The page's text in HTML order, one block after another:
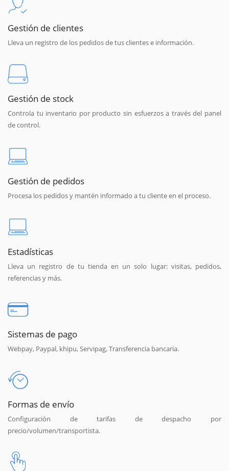
Gestión de clientes
Lleva un registro de los pedidos de tus clientes e información.
Gestión de stock
Controla tu inventario por producto sin esfuerzos a través del panel
de control.
Gestión de pedidos
Procesa los pedidos y mantén informado a tu cliente en el proceso.
Estadísticas
Lleva un registro de tu tienda en un solo lugar: visitas, pedidos,
referencias y más.
Sistemas de pago
Webpay, Paypal, khipu, Servipag, Transferencia bancaria.
Formas de envío
Configuración de tarifas de despacho por
precio/volumen/transportista.